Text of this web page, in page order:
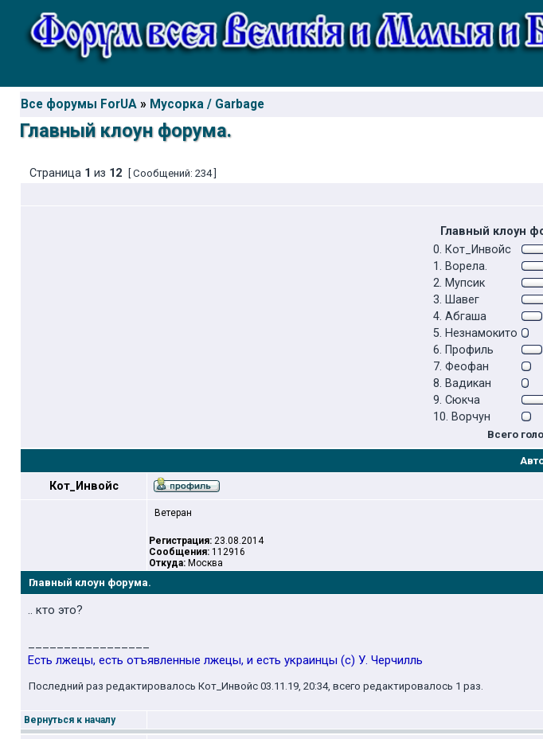
Все форумы ForUA » Мусорка / Garbage
Главный клоун форума.
Страница 1 из 12 [ Сообщений: 234 ]
Главный клоун
0. Кот_Инвойс
1. Ворела.
2. Мупсик
3. Шавег
4. Абгаша
5. Незнамокито
6. Профиль
7. Феофан
8. Вадикан
9. Сюкча
10. Ворчун
Всего
Кот_Инвойс
Ветеран
Регистрация: 23.08.2014
Сообщения: 112916
Откуда: Москва
Главный клоун форума.
.. кто это?
Есть лжецы, есть отъявленные лжецы, и есть украинцы (с) У. Черчилль
Последний раз редактировалось Кот_Инвойс 03.11.19, 20:34, всего редактировалось 1 раз.
Вернуться к началу